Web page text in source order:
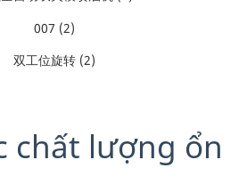
chất lượng ổn